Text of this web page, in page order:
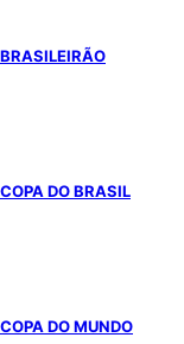
BRASILEIRÃO
COPA DO BRASIL
COPA DO MUNDO